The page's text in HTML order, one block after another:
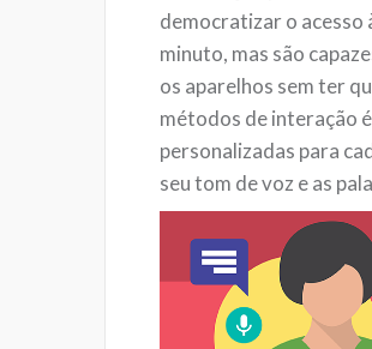
democratizar o acesso
minuto, mas são
os aparelhos sem ter
métodos de interação
personalizadas para
seu tom de voz e as